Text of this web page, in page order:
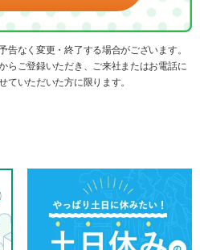
なく変更・終了する場合がございます。
らご登録いただき、ご来社またはお電話に
ていただいた方に限ります。